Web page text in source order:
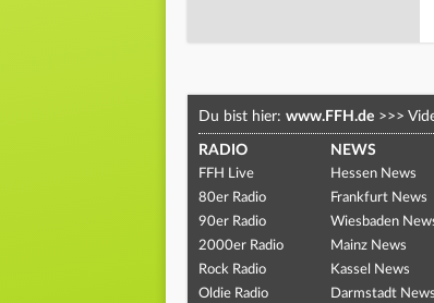
Du bist hier: www.FFH.de >>>
RADIO
FFH Live
80er Radio
90er Radio
2000er Radio
Rock Radio
Oldie Radio
NEWS
Hessen News
Frankfurt News
Wiesbaden
Mainz News
Kassel News
Darmstadt News